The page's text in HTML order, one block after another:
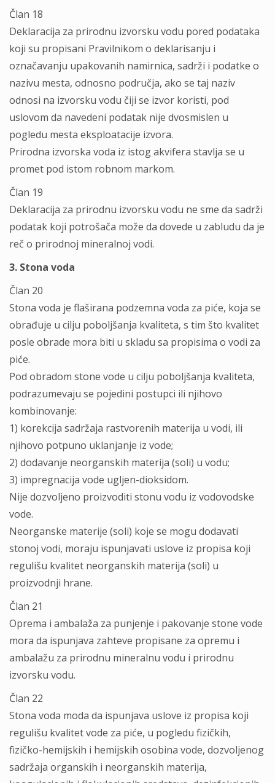
Član 18
Deklaracija za prirodnu izvorsku vodu pored podataka
koji su propisani Pravilnikom o deklarisanju i
označavanju upakovanih namirnica, sadrži i podatke o
nazivu mesta, odnosno područja, ako se taj naziv
odnosi na izvorsku vodu čiji se izvor koristi, pod
uslovom da navedeni podatak nije dvosmislen u
pogledu mesta eksploatacije izvora.
Prirodna izvorska voda iz istog akvifera stavlja se u
promet pod istom robnom markom.
Član 19
Deklaracija za prirodnu izvorsku vodu ne sme da sadrži
podatak koji potrošača može da dovede u zabludu da je
reč o prirodnoj mineralnoj vodi.
3. Stona voda
Član 20
Stona voda je flaširana podzemna voda za piće, koja se
obrađuje u cilju poboljšanja kvaliteta, s tim što kvalitet
posle obrade mora biti u skladu sa propisima o vodi za
piće.
Pod obradom stone vode u cilju poboljšanja kvaliteta,
podrazumevaju se pojedini postupci ili njihovo
kombinovanje:
1) korekcija sadržaja rastvorenih materija u vodi, ili
njihovo potpuno uklanjanje iz vode;
2) dodavanje neorganskih materija (soli) u vodu;
3) impregnacija vode ugljen-dioksidom.
Nije dozvoljeno proizvoditi stonu vodu iz vodovodske
vode.
Neorganske materije (soli) koje se mogu dodavati
stonoj vodi, moraju ispunjavati uslove iz propisa koji
regulišu kvalitet neorganskih materija (soli) u
proizvodnji hrane.
Član 21
Oprema i ambalaža za punjenje i pakovanje stone vode
mora da ispunjava zahteve propisane za opremu i
ambalažu za prirodnu mineralnu vodu i prirodnu
izvorsku vodu.
Član 22
Stona voda moda da ispunjava uslove iz propisa koji
regulišu kvalitet vode za piće, u pogledu fizičkih,
fizičko-hemijskih i hemijskih osobina vode, dozvoljenog
sadržaja organskih i neorganskih materija,